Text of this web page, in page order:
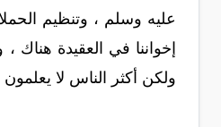
عليه وسلم ، وتنظيم
إخواننا في العقيدة هناك
ولكن أكثر الناس لا يعلمون